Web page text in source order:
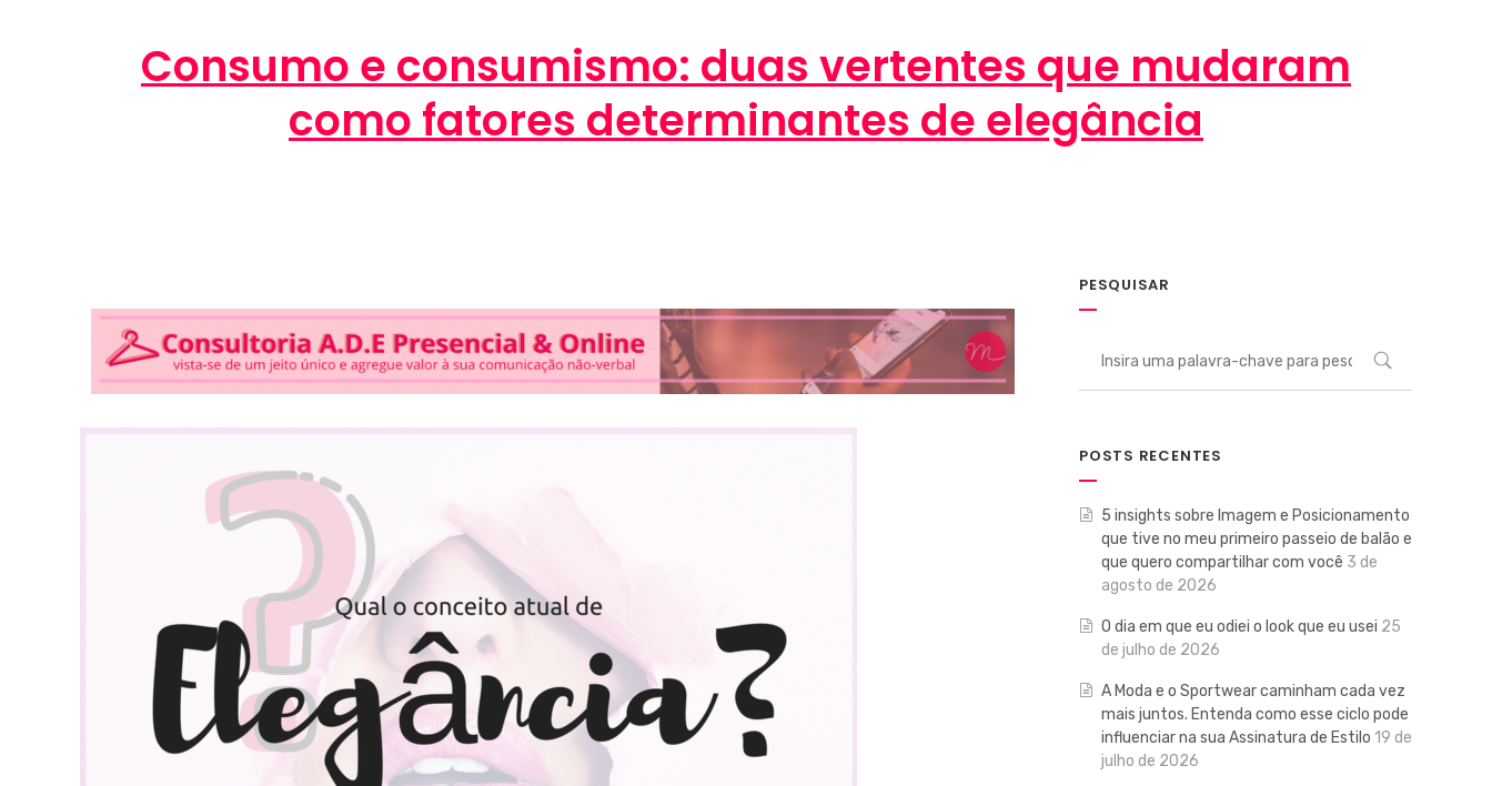
Consumo e consumismo: duas vertentes que mudaram
como fatores determinantes de elegância
PESQUISAR
POSTS RECENTES
5 insights sobre Imagem e Posicionamento
que tive no meu primeiro passeio de balão e
que quero compartilhar com você 3 de
agosto de 2026
O dia em que eu odiei o look que eu usei 25
de julho de 2026
A Moda e o Sportwear caminham cada vez
mais juntos. Entenda como esse ciclo pode
influenciar na sua Assinatura de Estilo 19 de
julho de 2026